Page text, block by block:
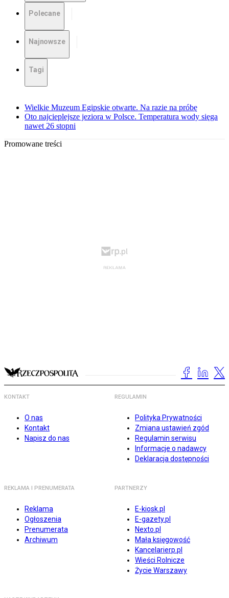
Polecane
Najnowsze
Tagi
Wielkie Muzeum Egipskie otwarte. Na razie na próbę
Oto najcieplejsze jeziora w Polsce. Temperatura wody sięga
nawet 26 stopni
Promowane treści
KONTAKT
O nas
Kontakt
Napisz do nas
REGULAMIN
Polityka Prywatności
Zmiana ustawień zgód
Regulamin serwisu
Informacje o nadawcy
Deklaracja dostępności
REKLAMA I PRENUMERATA
Reklama
Ogłoszenia
Prenumerata
Archiwum
PARTNERZY
E-kiosk.pl
E-gazety.pl
Nexto.pl
Mała księgowość
Kancelarierp.pl
Wieści Rolnicze
Życie Warszawy